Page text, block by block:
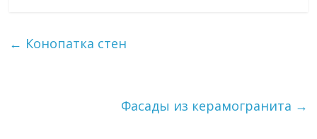
← Конопатка стен
Фасады из керамогранита →